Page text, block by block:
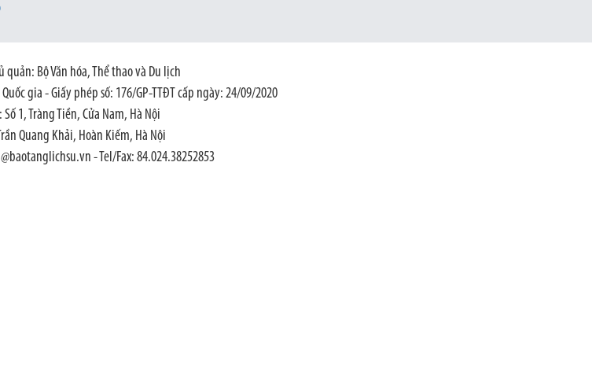
quản: Bộ Văn hóa, Thể thao và Du lịch
gia - Giấy phép số: 176/GP-TTĐT cấp ngày: 24/09/2020
1, Tràng Tiền, Cửa Nam, Hà Nội
Quang Khải, Hoàn Kiếm, Hà Nội
- Tel/Fax: 84.024.38252853